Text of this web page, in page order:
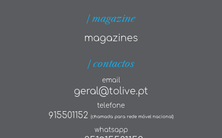
| magazine
magazines
| contactos
email
geral@tolive.pt
telefone
915501152 (chamada para rede móvel nacional)
whatsapp